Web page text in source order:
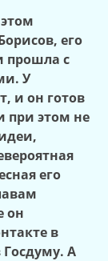
его
прошла с
У
и он готов
при этом не
его
он
в
А